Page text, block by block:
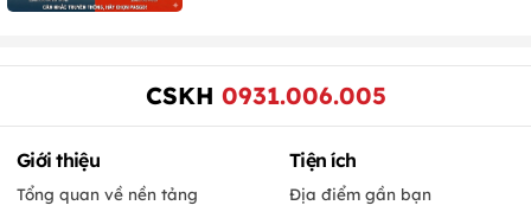
CSKH 0931.006.005
Giới thiệu
Tổng quan về nền tảng
Tiện ích
Địa điểm gần bạn